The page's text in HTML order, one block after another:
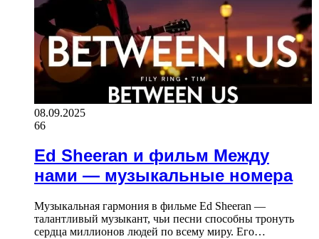
08.09.2025
66
Ed Sheeran и фильм Между
нами — музыкальные номера
Музыкальная гармония в фильме Ed Sheeran —
талантливый музыкант, чьи песни способны тронуть
сердца миллионов людей по всему миру. Его…